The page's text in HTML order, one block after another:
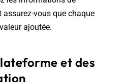
assurez-vous que chaque
ajoutée.
et des